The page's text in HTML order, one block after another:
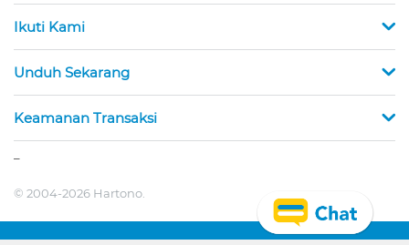
Ikuti Kami
Unduh Sekarang
Keamanan Transaksi
© 2004-2026 Hartono.